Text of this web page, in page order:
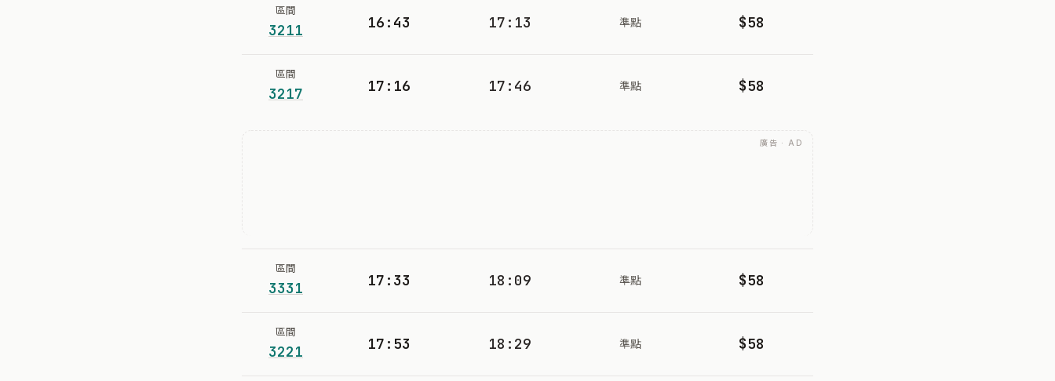
區間
3211 16:43 17:13 準點 $58
區間
3217 17:16 17:46 準點 $58
廣告 · AD
區間
3331 17:33 18:09 準點 $58
區間
3221 17:53 18:29 準點 $58